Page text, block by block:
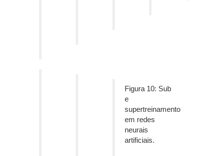
Figura 10: Sub
e
supertreinamento
em redes
neurais
artificiais.